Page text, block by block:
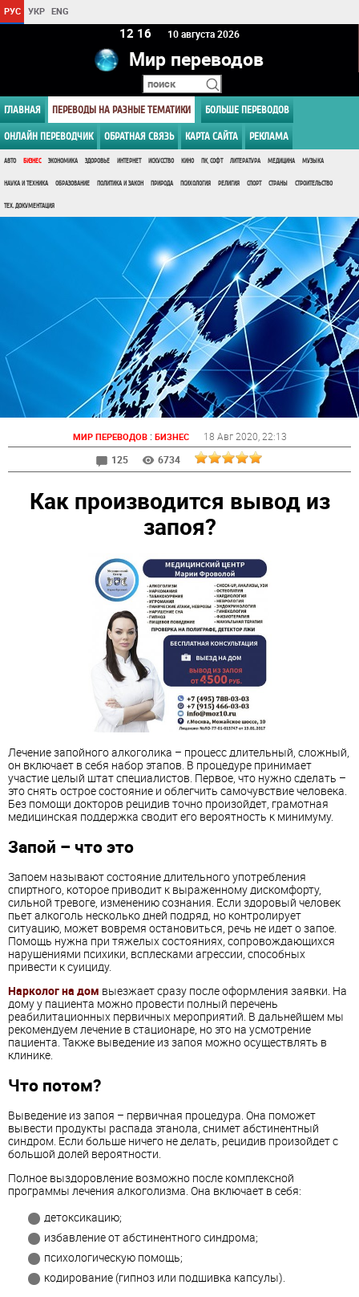
РУС УКР ENG
12:16 10 августа 2026
Мир переводов
ГЛАВНАЯ ПЕРЕВОДЫ НА РАЗНЫЕ ТЕМАТИКИ БОЛЬШЕ ПЕРЕВОДОВ
ОНЛАЙН ПЕРЕВОДЧИК ОБРАТНАЯ СВЯЗЬ КАРТА САЙТА РЕКЛАМА
АВТО БИЗНЕС ЭКОНОМИКА ЗДОРОВЬЕ ИНТЕРНЕТ ИСКУССТВО КИНО ПК, СОФТ ЛИТЕРАТУРА МЕДИЦИНА МУЗЫКА
НАУКА И ТЕХНИКА ОБРАЗОВАНИЕ ПОЛИТИКА И ЗАКОН ПРИРОДА ПСИХОЛОГИЯ РЕЛИГИЯ СПОРТ СТРАНЫ СТРОИТЕЛЬСТВО
ТЕХ. ДОКУМЕНТАЦИЯ
МИР ПЕРЕВОДОВ: БИЗНЕС 18 Авг 2020 , 22:13
125
6734
Как производится вывод из
запоя?
Лечение запойного алкоголика – процесс длительный, сложный,
он включает в себя набор этапов. В процедуре принимает
участие целый штат специалистов. Первое, что нужно сделать –
это снять острое состояние и облегчить самочувствие человека.
Без помощи докторов рецидив точно произойдет, грамотная
медицинская поддержка сводит его вероятность к минимуму.
Запой – что это
Запоем называют состояние длительного употребления
спиртного, которое приводит к выраженному дискомфорту,
сильной тревоге, изменению сознания. Если здоровый человек
пьет алкоголь несколько дней подряд, но контролирует
ситуацию, может вовремя остановиться, речь не идет о запое.
Помощь нужна при тяжелых состояниях, сопровождающихся
нарушениями психики, всплесками агрессии, способных
привести к суициду.
Нарколог на дом выезжает сразу после оформления заявки. На
дому у пациента можно провести полный перечень
реабилитационных первичных мероприятий. В дальнейшем мы
рекомендуем лечение в стационаре, но это на усмотрение
пациента. Также выведение из запоя можно осуществлять в
клинике.
Что потом?
Выведение из запоя – первичная процедура. Она поможет
вывести продукты распада этанола, снимет абстинентный
синдром. Если больше ничего не делать, рецидив произойдет с
большой долей вероятности.
Полное выздоровление возможно после комплексной
программы лечения алкоголизма. Она включает в себя:
детоксикацию;
избавление от абстинентного синдрома;
психологическую помощь;
кодирование (гипноз или подшивка капсулы).